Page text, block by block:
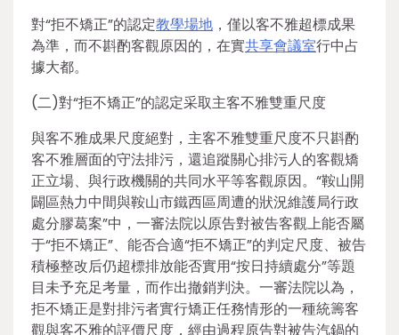
對“拒不矯正”的認定教學場地 ，僅以客不雅超標成果
為準，而不斟酌客觀原因的，在實共享會議室行中占
據大都。
(二)對“拒不矯正”的認定采取主客不雅雙重尺度
與客不雅成果尺度絕對，主客不雅雙重尺度不只斟酌
客不雅層面的守法排污，還追蹤關心排污人的客觀矯
正立場、與行政機關的共同水平等客觀原因。“鞍山開
闢區熱力中間與鞍山市鐵西區周遭的狀況維護局行政
處分膠葛案”中，一審法院以原告對被告客觀上能否屬
于“拒不矯正”、能否合適“拒不矯正”的判定尺度、被告
積極整改后仍超標排放能否實用“按日持續處分”等題
目未予充足考量，而作出撤銷判決。一審法院以為，
拒不矯正是對排污者實行矯正任務情形的一種統籌客
觀與客不雅的評價尺度，經由過程原告對被告汽鍋的